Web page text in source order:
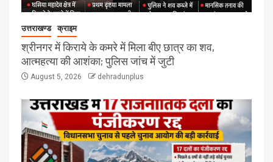
उत्तराखण्ड क्राइम
श्रीनगर में किराये के कमरे में मिला बीए छात्र का शव,
आत्महत्या की आशंका; पुलिस जांच में जुटी
August 5, 2026 dehradunplus